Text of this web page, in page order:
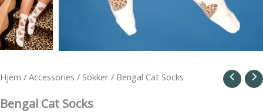
Hjem / Accessories / Sokker / Bengal Cat Socks
Bengal Cat Socks